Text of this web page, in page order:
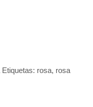
Etiquetas: rosa, rosa